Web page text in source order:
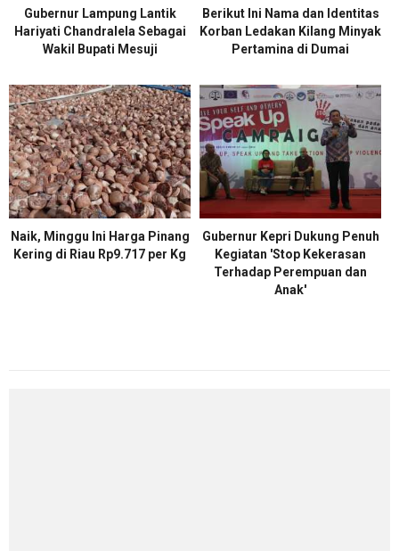
Gubernur Lampung Lantik
Hariyati Chandralela Sebagai
Wakil Bupati Mesuji
Berikut Ini Nama dan Identitas
Korban Ledakan Kilang Minyak
Pertamina di Dumai
Naik, Minggu Ini Harga Pinang
Kering di Riau Rp9.717 per Kg
Gubernur Kepri Dukung Penuh
Kegiatan 'Stop Kekerasan
Terhadap Perempuan dan
Anak'